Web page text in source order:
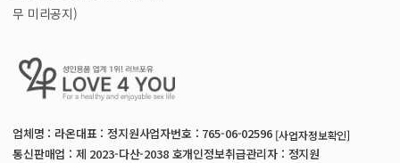
무 미리공지)
업체명 : 라온대표 : 정지원사업자번호 : 765-06-02596 [사업자정보확인]
통신판매업 : 제 2023-다산-2038 호개인정보취급관리자 : 정지원